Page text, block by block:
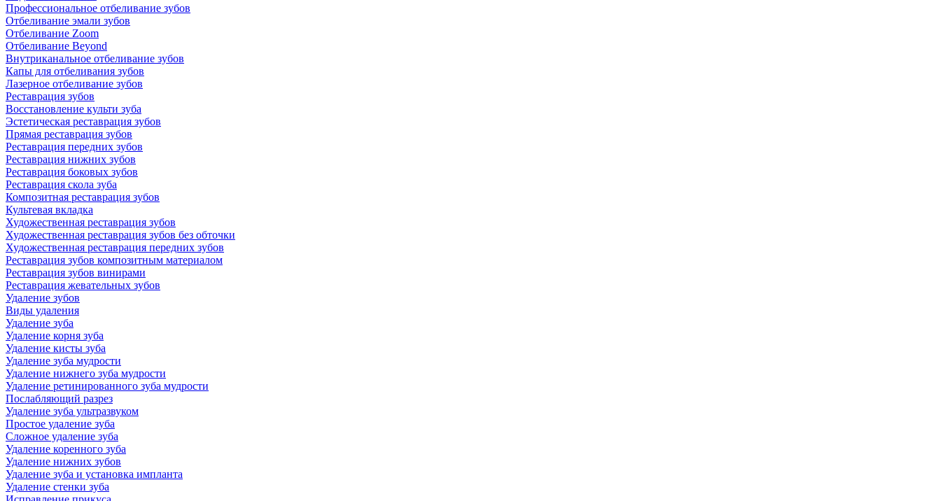
Профессиональное отбеливание зубов
Отбеливание эмали зубов
Отбеливание Zoom
Отбеливание Beyond
Внутриканальное отбеливание зубов
Капы для отбеливания зубов
Лазерное отбеливание зубов
Реставрация зубов
Восстановление культи зуба
Эстетическая реставрация зубов
Прямая реставрация зубов
Реставрация передних зубов
Реставрация нижних зубов
Реставрация боковых зубов
Реставрация скола зуба
Композитная реставрация зубов
Культевая вкладка
Художественная реставрация зубов
Художественная реставрация зубов без обточки
Художественная реставрация передних зубов
Реставрация зубов композитным материалом
Реставрация зубов винирами
Реставрация жевательных зубов
Удаление зубов
Виды удаления
Удаление зуба
Удаление корня зуба
Удаление кисты зуба
Удаление зуба мудрости
Удаление нижнего зуба мудрости
Удаление ретинированного зуба мудрости
Послабляющий разрез
Удаление зуба ультразвуком
Простое удаление зуба
Сложное удаление зуба
Удаление коренного зуба
Удаление нижних зубов
Удаление зуба и установка импланта
Удаление стенки зуба